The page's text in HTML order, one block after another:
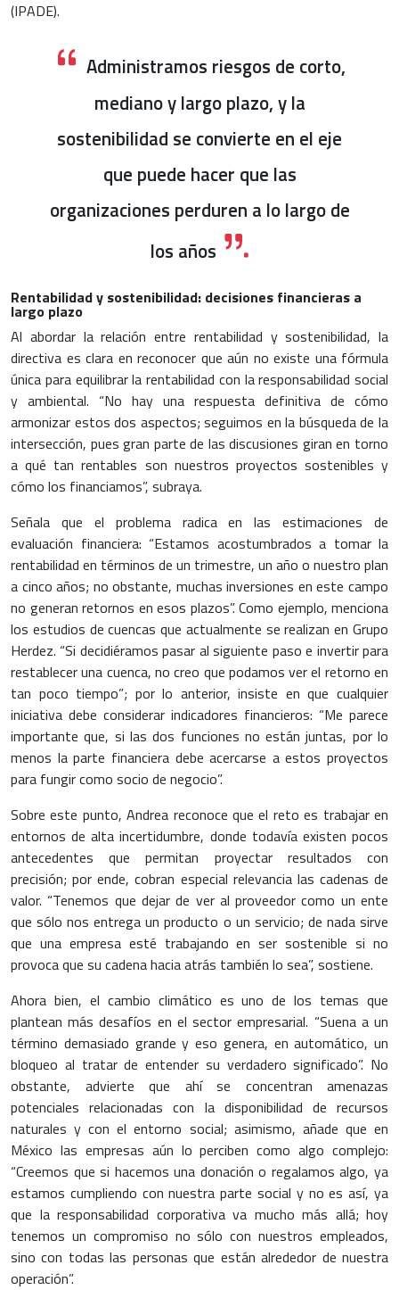
(IPADE).
Administramos riesgos de corto,
mediano y largo plazo, y la
sostenibilidad se convierte en el eje
que puede hacer que las
organizaciones perduren a lo largo de
los años
Rentabilidad y sostenibilidad: decisiones financieras a
largo plazo
Al abordar la relación entre rentabilidad y sostenibilidad, la
directiva es clara en reconocer que aún no existe una fórmula
única para equilibrar la rentabilidad con la responsabilidad social
y ambiental. “No hay una respuesta definitiva de cómo
armonizar estos dos aspectos; seguimos en la búsqueda de la
intersección, pues gran parte de las discusiones giran en torno
a qué tan rentables son nuestros proyectos sostenibles y
cómo los financiamos”, subraya.
Señala que el problema radica en las estimaciones de
evaluación financiera: “Estamos acostumbrados a tomar la
rentabilidad en términos de un trimestre, un año o nuestro plan
a cinco años; no obstante, muchas inversiones en este campo
no generan retornos en esos plazos”. Como ejemplo, menciona
los estudios de cuencas que actualmente se realizan en Grupo
Herdez. “Si decidiéramos pasar al siguiente paso e invertir para
restablecer una cuenca, no creo que podamos ver el retorno en
tan poco tiempo”; por lo anterior, insiste en que cualquier
iniciativa debe considerar indicadores financieros: “Me parece
importante que, si las dos funciones no están juntas, por lo
menos la parte financiera debe acercarse a estos proyectos
para fungir como socio de negocio”.
Sobre este punto, Andrea reconoce que el reto es trabajar en
entornos de alta incertidumbre, donde todavía existen pocos
antecedentes que permitan proyectar resultados con
precisión; por ende, cobran especial relevancia las cadenas de
valor. “Tenemos que dejar de ver al proveedor como un ente
que sólo nos entrega un producto o un servicio; de nada sirve
que una empresa esté trabajando en ser sostenible si no
provoca que su cadena hacia atrás también lo sea”, sostiene.
Ahora bien, el cambio climático es uno de los temas que
plantean más desafíos en el sector empresarial. “Suena a un
término demasiado grande y eso genera, en automático, un
bloqueo al tratar de entender su verdadero significado”. No
obstante, advierte que ahí se concentran amenazas
potenciales relacionadas con la disponibilidad de recursos
naturales y con el entorno social; asimismo, añade que en
México las empresas aún lo perciben como algo complejo:
“Creemos que si hacemos una donación o regalamos algo, ya
estamos cumpliendo con nuestra parte social y no es así, ya
que la responsabilidad corporativa va mucho más allá; hoy
tenemos un compromiso no sólo con nuestros empleados,
sino con todas las personas que están alrededor de nuestra
operación”.